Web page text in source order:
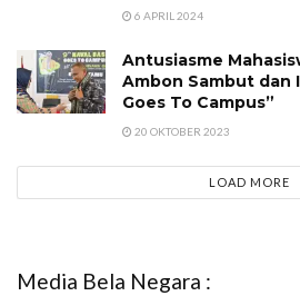
6 APRIL 2024
Antusiasme
Ambon Sambut dan
Goes To Campus”
20 OKTOBER 2023
LOAD MORE
Media Bela Negara :